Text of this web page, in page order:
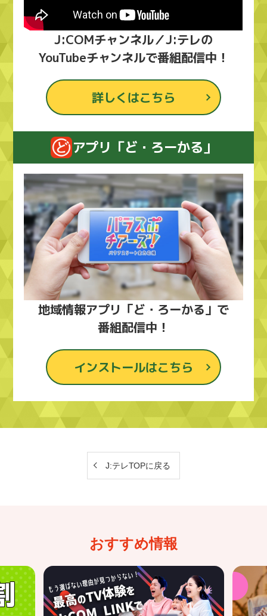
J:COMチャンネル／J:テレの
YouTubeチャンネルで番組配信中！
詳しくはこちら
アプリ「ど・ろーかる」
地域情報アプリ「ど・ろーかる」で
番組配信中！
インストールはこちら
J:テレTOPに戻る
おすすめ情報